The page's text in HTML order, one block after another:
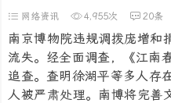
网络资讯 4,955次 20条
南京博物院违规调拨庞增和
流失。经全面调查，《江南
追查。查明徐湖平等多人存
人被严肃处理。南博将完善